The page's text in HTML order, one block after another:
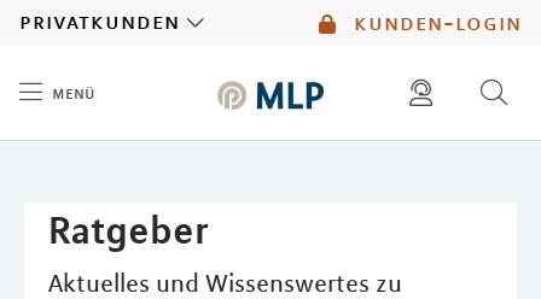
kunden-login
privatkunden
menü
Ratgeber
Aktuelles und Wissenswertes zu